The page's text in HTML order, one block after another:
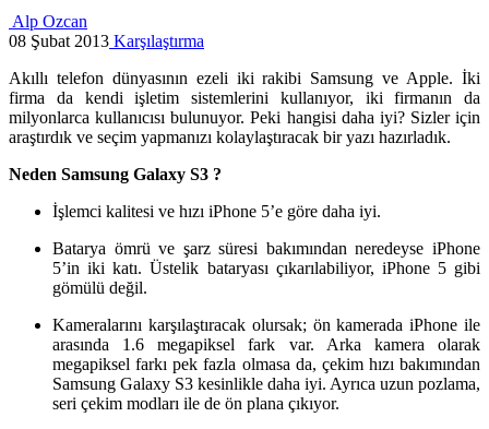
Alp Ozcan
08 Şubat 2013 Karşılaştırma
Akıllı telefon dünyasının ezeli iki rakibi Samsung ve Apple. İki
firma da kendi işletim sistemlerini kullanıyor, iki firmanın da
milyonlarca kullanıcısı bulunuyor. Peki hangisi daha iyi? Sizler için
araştırdık ve seçim yapmanızı kolaylaştıracak bir yazı hazırladık.
Neden Samsung Galaxy S3 ?
İşlemci kalitesi ve hızı iPhone 5’e göre daha iyi.
Batarya ömrü ve şarz süresi bakımından neredeyse iPhone
5’in iki katı. Üstelik bataryası çıkarılabiliyor, iPhone 5 gibi
gömülü değil.
Kameralarını karşılaştıracak olursak; ön kamerada iPhone ile
arasında 1.6 megapiksel fark var. Arka kamera olarak
megapiksel farkı pek fazla olmasa da, çekim hızı bakımından
Samsung Galaxy S3 kesinlikle daha iyi. Ayrıca uzun pozlama,
seri çekim modları ile de ön plana çıkıyor.